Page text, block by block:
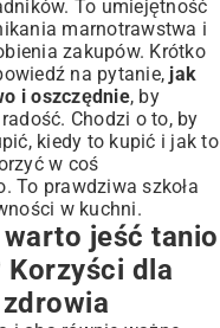
energii na każdą
całą rodzinę bez
koniec dnia
na zdrowe dania z
warzyw i
Twoja droga do zdrowej
To umiejętność
marnotrawstwa i
zakupów. Krótko
na pytanie, jak
i oszczędnie, by
Chodzi o to, by
kiedy to kupić i jak to
w coś
To prawdziwa szkoła
w kuchni.
jeść tanio
Korzyści dla